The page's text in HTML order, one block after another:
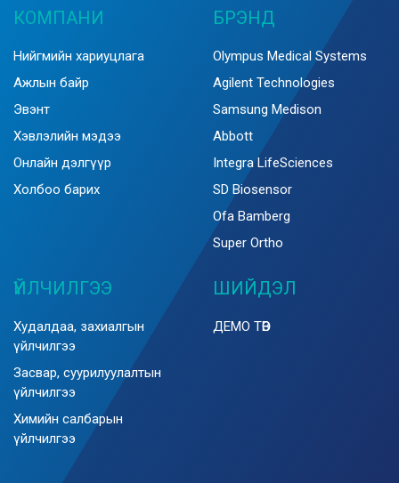
КОМПАНИ
Нийгмийн хариуцлага
Ажлын байр
Эвэнт
Хэвлэлийн мэдээ
Онлайн дэлгүүр
Холбоо барих
БРЭНД
Olympus Medical Systems
Agilent Technologies
Samsung Medison
Abbott
Integra LifeSciences
SD Biosensor
Ofa Bamberg
Super Ortho
ҮЙЛЧИЛГЭЭ
Худалдаа, захиалгын
үйлчилгээ
Засвар, суурилуулалтын
үйлчилгээ
Химийн салбарын
үйлчилгээ
ШИЙДЭЛ
ДЕМО ТӨВ